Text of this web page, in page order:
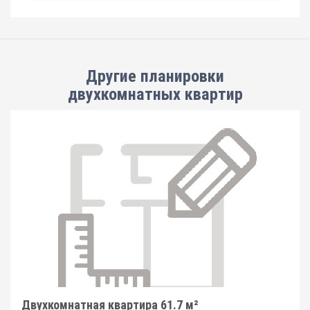
Другие планировки
двухкомнатных квартир
Двухкомнатная квартира 61.7 м²